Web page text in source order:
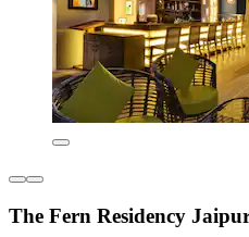
The Fern Residency